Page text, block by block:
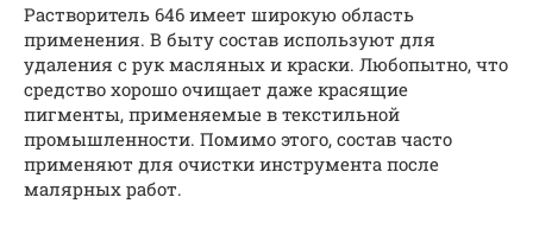
Растворитель 646 имеет широкую область
применения. В быту состав используют для
удаления с рук масляных и краски. Любопытно, что
средство хорошо очищает даже красящие
пигменты, применяемые в текстильной
промышленности. Помимо этого, состав часто
применяют для очистки инструмента после
малярных работ.